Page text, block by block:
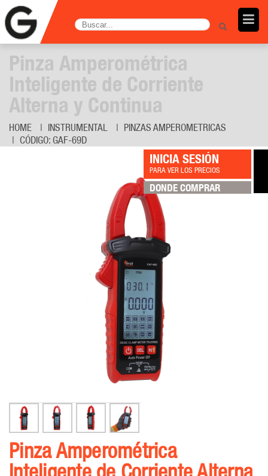
Pinza Amperométrica
Inteligente de Corriente
Alterna y Continua
HOME INSTRUMENTAL
PINZAS AMPEROMETRICAS
CÓDIGO: GAF-69D
INICIA SESIÓN
PARA VER LOS PRECIOS
DONDE COMPRAR
Pinza Amperométrica